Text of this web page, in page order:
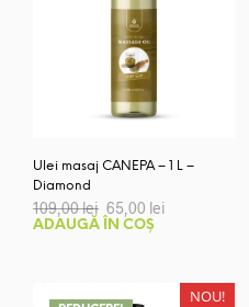
Ulei masaj CANEPA – 1 L –
Diamond
109,00lei Prețul
inițial
65,00 lei
ADAUGĂ ÎN COȘ
NOU!